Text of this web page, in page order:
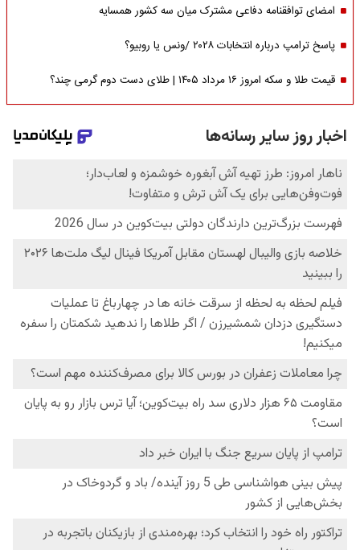
امضای توافقنامه دفاعی مشترک میان سه کشور همسایه
پاسخ ترامپ درباره انتخابات ۲۰۲۸ /ونس یا روبیو؟
قیمت طلا و سکه امروز ۱۶ مرداد ۱۴۰۵ | طلای دست دوم گرمی چند؟